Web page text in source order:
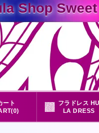
Shop
ート
フラドレス HU
LA DRESS